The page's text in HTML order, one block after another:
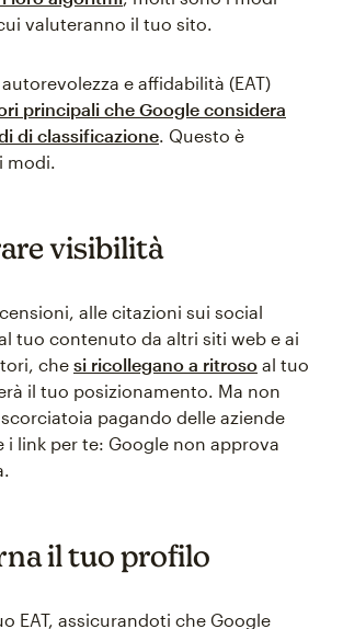
valuteranno il tuo sito.
e affidabilità (EAT)
principali che Google considera
di classificazione. Questo è
modi.
visibilità
alle citazioni sui social
tuo contenuto da altri siti web e ai
che si ricollegano a ritroso al tuo
il tuo posizionamento. Ma non
pagando delle aziende
i link per te: Google non approva
il tuo profilo
EAT, assicurandoti che Google